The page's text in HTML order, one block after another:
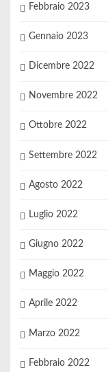
Febbraio 2023
Gennaio 2023
Dicembre 2022
Novembre 2022
Ottobre 2022
Settembre 2022
Agosto 2022
Luglio 2022
Giugno 2022
Maggio 2022
Aprile 2022
Marzo 2022
Febbraio 2022